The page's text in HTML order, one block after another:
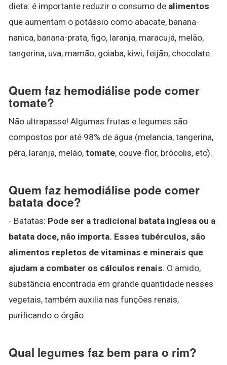
dieta: é importante reduzir o consumo de alimentos
que aumentam o potássio como abacate, banana-
nanica, banana-prata, figo, laranja, maracujá, melão,
tangerina, uva, mamão, goiaba, kiwi, feijão, chocolate.
Quem faz hemodiálise pode comer
tomate?
Não ultrapasse! Algumas frutas e legumes são
compostos por até 98% de água (melancia, tangerina,
pêra, laranja, melão, tomate, couve-flor, brócolis, etc).
Quem faz hemodiálise pode comer
batata doce?
- Batatas: Pode ser a tradicional batata inglesa ou a
batata doce, não importa. Esses tubérculos, são
alimentos repletos de vitaminas e minerais que
ajudam a combater os cálculos renais. O amido,
substância encontrada em grande quantidade nesses
vegetais, também auxilia nas funções renais,
purificando o órgão.
Qual legumes faz bem para o rim?